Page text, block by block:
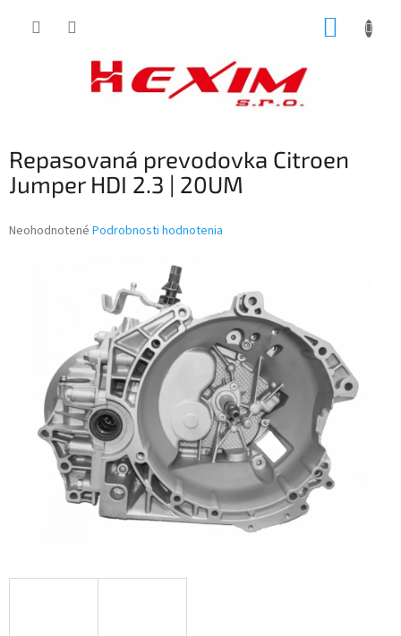
Repasovaná prevodovka Citroen
Jumper HDI 2.3 | 20UM
Priemerné
Neohodnotené Podrobnosti hodnotenia